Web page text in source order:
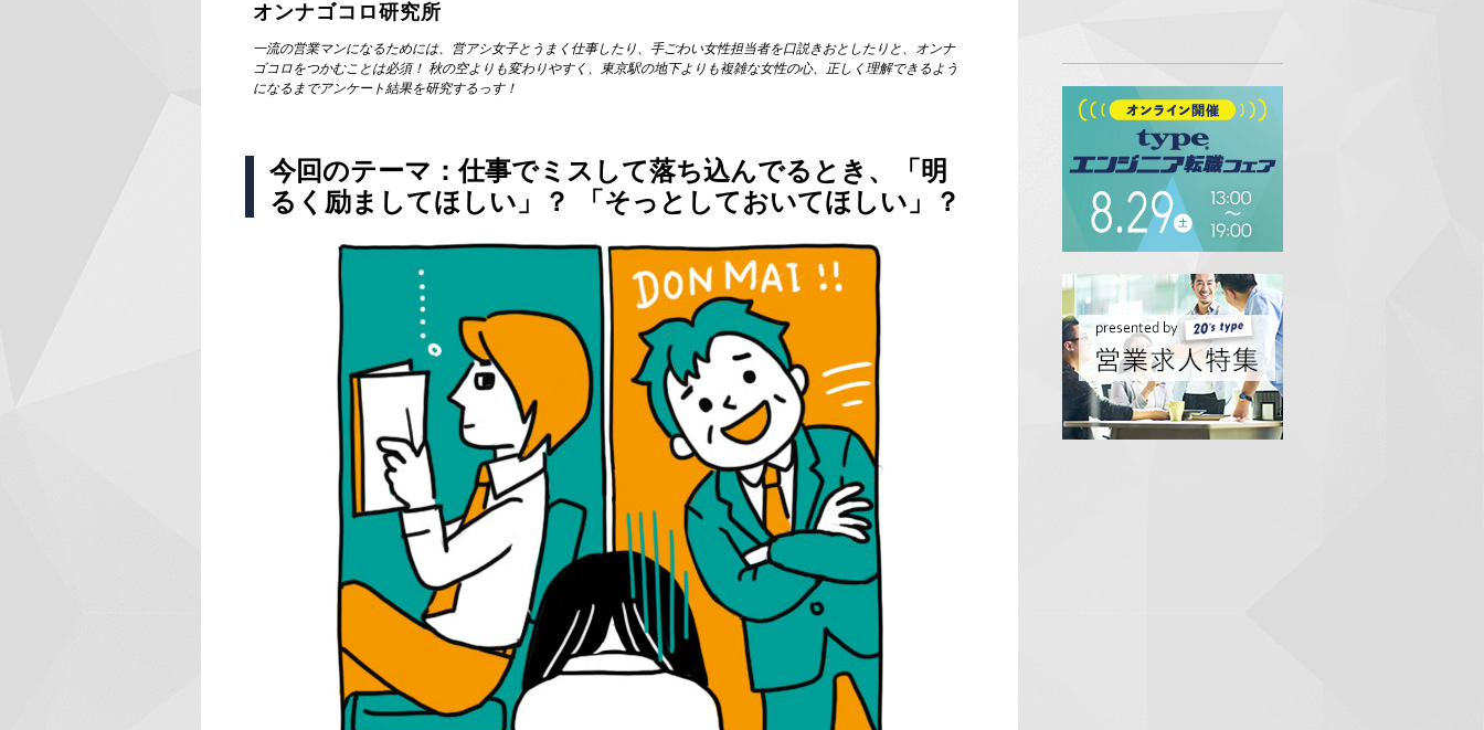
オンナゴコロ研究所
一流の営業マンになるためには、営アシ女子とうまく仕事したり、手ごわい女性担当者を口説きおとしたりと、オンナ
ゴコロをつかむことは必須！ 秋の空よりも変わりやすく、東京駅の地下よりも複雑な女性の心、正しく理解できるよう
になるまでアンケート結果を研究するっす！
今回のテーマ：仕事でミスして落ち込んでるとき、「明
るく励ましてほしい」？ 「そっとしておいてほしい」？